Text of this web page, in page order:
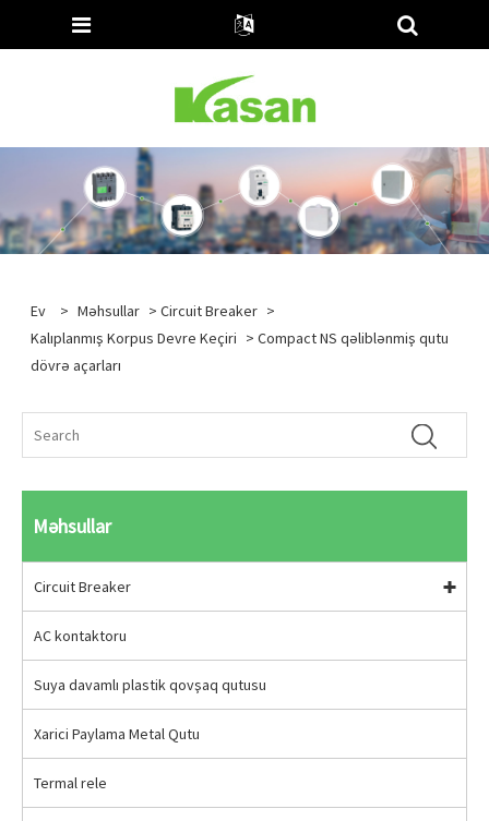
Ev > Məhsullar >Circuit Breaker >
Kalıplanmış Korpus Devre Keçiri > Compact NS qəliblənmiş qutu
dövrə açarları
Məhsullar
Circuit Breaker
AC kontaktoru
Suya davamlı plastik qovşaq qutusu
Xarici Paylama Metal Qutu
Termal rele